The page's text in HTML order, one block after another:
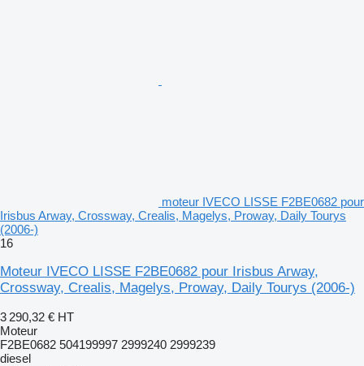
moteur IVECO LISSE F2BE0682 pour
Irisbus Arway, Crossway, Crealis, Magelys, Proway, Daily Tourys
(2006-)
16
Moteur IVECO LISSE F2BE0682 pour Irisbus Arway,
Crossway, Crealis, Magelys, Proway, Daily Tourys (2006-)
3 290,32 € HT
Moteur
F2BE0682 504199997 2999240 2999239
diesel